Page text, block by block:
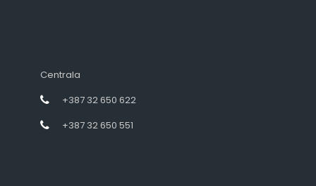
Centrala
+387 32 650 622
+387 32 650 551